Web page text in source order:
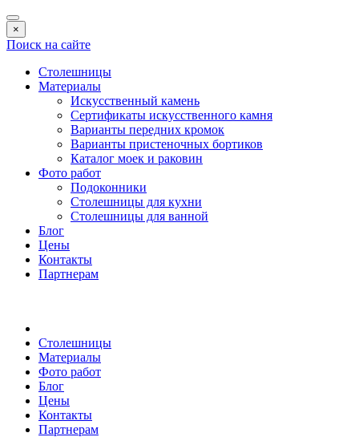
×
Поиск на сайте
Столешницы
Материалы
Искусственный камень
Сертификаты искусственного камня
Варианты передних кромок
Варианты пристеночных бортиков
Каталог моек и раковин
Фото работ
Подоконники
Столешницы для кухни
Столешницы для ванной
Блог
Цены
Контакты
Партнерам
Столешницы
Материалы
Фото работ
Блог
Цены
Контакты
Партнерам